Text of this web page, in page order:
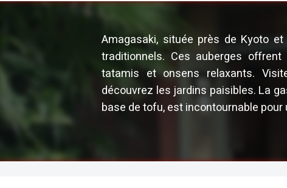
Amagasaki, située près de Kyoto
traditionnels. Ces auberges
tatamis et onsens relaxants.
découvrez les jardins paisibles. La
base de tofu, est incontournable